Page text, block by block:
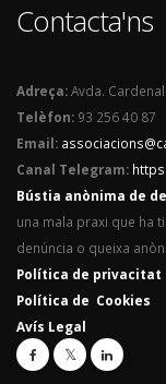
Contacta'ns
Adreça:Avda.
Telèfon: 93 256 40 87
Email:
Canal Telegram:
Bústia anònima de
una mala praxi que ha
denúncia o queixa
Política de privacitat
Política de Cookies
Avís Legal